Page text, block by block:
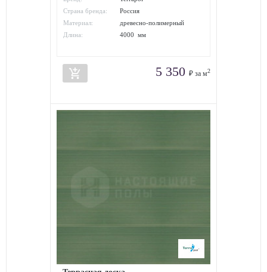
Страна бренда:
Россия
Материал:
древесно-полимерный
композит
Длина: 4000 мм
add_shopping_cart 5 350 ₽ за м2